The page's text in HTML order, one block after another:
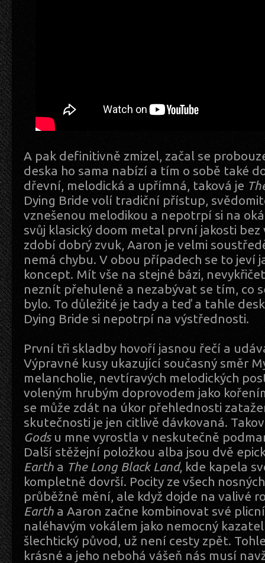
A pak definitivně zmizel, začal se
deska ho sama nabízí a tím o sobě také
dřevní, melodická a upřímná, taková je
Dying Bride volí tradiční přístup,
vznešenou melodikou a nepotrpí si na
svůj klasický doom metal první jakosti
zdobí dobrý zvuk, Aaron je velmi
nemá chybu. V obou případech se to jeví
koncept. Mít vše na stejné bázi,
neznít přehuleně a nezabývat se tím, co
bylo. To důležité je tady a teď a tahle
Dying Bride si nepotrpí na výstřednosti.
První tři skladby hovoří jasnou řečí a
Výpravné kusy ukazující současný směr
melancholie, nevtíravých melodických
voleným hrubým doprovodem jako
se může zdát na úkor přehlednosti
skutečnosti je jen citlivě dávkovaná.
Godsu mne vyrostla v neskutečně
Další stěžejní položkou alba jsou dvě
Earth a The Long Black Land, kde kapela
kompletně dovrší. Pocity ze všech
průběžně mění, ale když dojde na valivé
Earth a Aaron začne kombinovat své
naléhavým vokálem jako nemocný
šlechtický původ, už není cesty zpět.
krásné a jeho nebohá vášeň nás musí